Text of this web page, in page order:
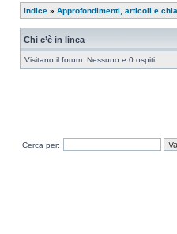
Indice » Approfondimenti, articoli e
Chi c’è in linea
Visitano il forum: Nessuno e 0 ospiti
Cerca per: